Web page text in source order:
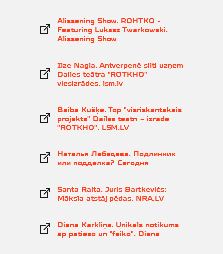
Alissening Show. ROHTKO -
Featuring Lukasz Twarkowski.
Alissening Show
Ilze Nagla. Antverpenē silti uzņem
Dailes teātra "ROTKHO"
viesizrādes. lsm.lv
Baiba Kušķe. Top "visriskantākais
projekts" Dailes teātrī – izrāde
"ROTKHO". LSM.LV
Наталья Лебедева. Подлинник
или подделка? Сегодня
Santa Raita. Juris Bartkevičs:
Māksla atstāj pēdas. NRA.LV
Diāna Kārkliņa. Unikāls notikums
ap patieso un "feiko". Diena